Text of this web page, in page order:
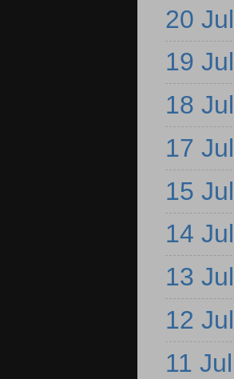
20 Jul
19 Jul
18 Jul
17 Jul
15 Jul
14 Jul
13 Jul
12 Jul
11 Jul